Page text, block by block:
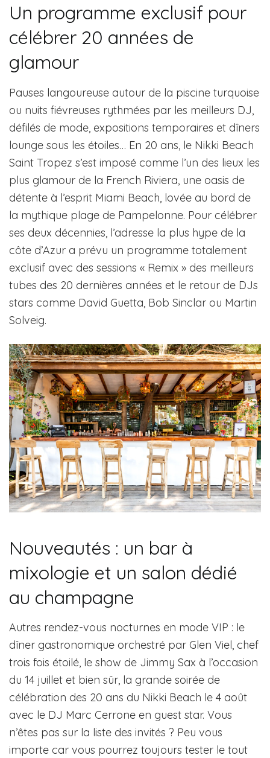
Un programme exclusif pour
célébrer 20 années de
glamour
Pauses langoureuse autour de la piscine turquoise
ou nuits fiévreuses rythmées par les meilleurs DJ,
défilés de mode, expositions temporaires et dîners
lounge sous les étoiles… En 20 ans, le Nikki Beach
Saint Tropez s’est imposé comme l’un des lieux les
plus glamour de la French Riviera, une oasis de
détente à l’esprit Miami Beach, lovée au bord de
la mythique plage de Pampelonne. Pour célébrer
ses deux décennies, l’adresse la plus hype de la
côte d’Azur a prévu un programme totalement
exclusif avec des sessions « Remix » des meilleurs
tubes des 20 dernières années et le retour de DJs
stars comme David Guetta, Bob Sinclar ou Martin
Solveig.
Nouveautés : un bar à
mixologie et un salon dédié
au champagne
Autres rendez-vous nocturnes en mode VIP : le
dîner gastronomique orchestré par Glen Viel, chef
trois fois étoilé, le show de Jimmy Sax à l’occasion
du 14 juillet et bien sûr, la grande soirée de
célébration des 20 ans du Nikki Beach le 4 août
avec le DJ Marc Cerrone en guest star. Vous
n’êtes pas sur la liste des invités ? Peu vous
importe car vous pourrez toujours tester le tout